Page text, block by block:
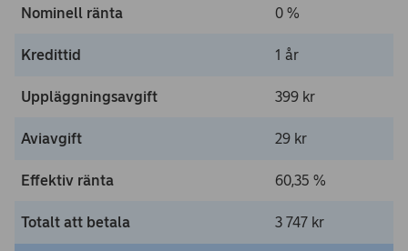
Nominell ränta 0 %
Kredittid 1 år
Uppläggnings­avgift 399 kr
Aviavgift 29 kr
Effektiv ränta 60,35 %
Totalt att betala 3 747 kr